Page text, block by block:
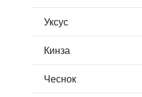
Уксус
Кинза
Чеснок